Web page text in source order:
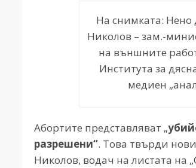
На снимката:
Николов – зам.-
на външните
Института за
медиен
Абортите представляват „
разрешени“. Това твърди
Николов, водач на листата на